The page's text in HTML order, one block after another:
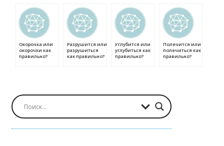
Окорочка или
окорочки как
правильно?
Разрушится или
разрушиться
как правильно?
Углубится или
углубиться как
правильно?
Полечится или
полечиться как
правильно?